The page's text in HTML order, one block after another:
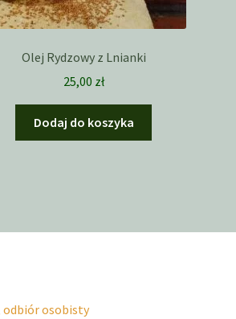
Olej Rydzowy z Lnianki
25,00 zł
Dodaj do koszyka
odbiór osobisty